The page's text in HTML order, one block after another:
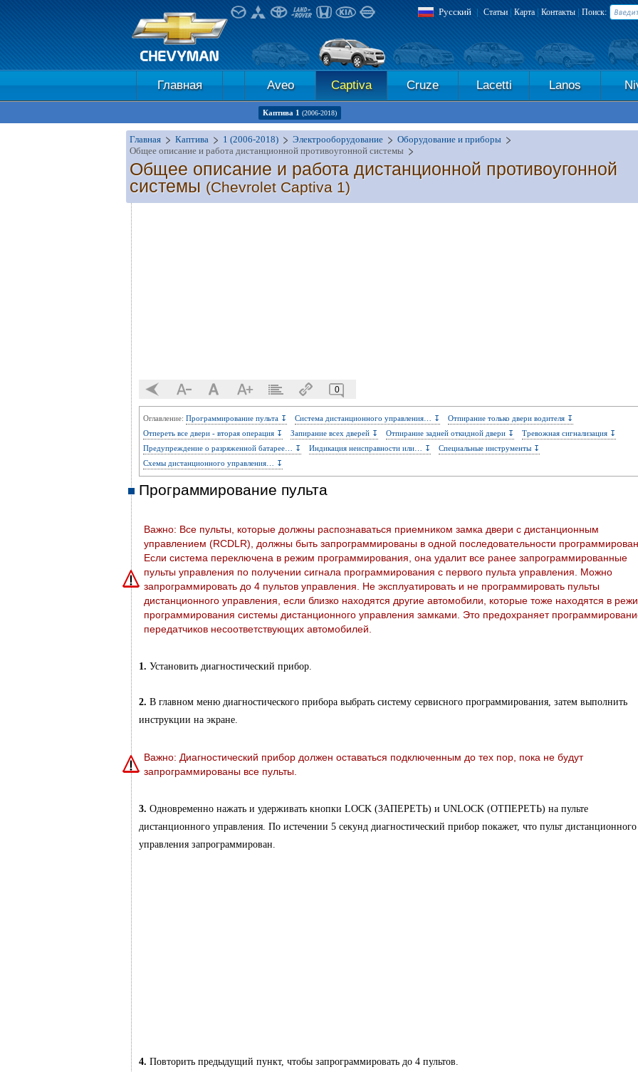
Русский | Статьи | Карта| Контакты | Поиск:
Главная Aveo Captiva Cruze Lacetti Lanos
Каптива 1 (2006-2018)
Главная Каптива 1 (2006-2018) Электрооборудование
Оборудование и приборы
Общее описание и работа дистанционной противоугонной системы
Общее описание и работа дистанционной противоугонной
системы (Chevrolet Captiva 1)
0
Оглавление: Программирование пульта ↧ Система дистанционного управления… ↧
Отпирание только двери водителя ↧
Отпереть все двери - вторая операция ↧
Запирание всех дверей ↧ Отпирание задней откидной двери ↧
Тревожная сигнализация ↧
Предупреждение о разряженной батарее… ↧
Индикация неисправности или… ↧
Специальные инструменты ↧
Схемы дистанционного управления… ↧
Программирование пульта
Важно: Все пульты, которые должны распознаваться приемником замка двери с дистанционным
управлением (RCDLR), должны быть запрограммированы в одной последовательности
Если система переключена в режим программирования, она удалит все ранее запрограммированные
пульты управления по получении сигнала программирования с первого пульта управления. Можно
запрограммировать до 4 пультов управления. Не эксплуатировать и не программировать пульты
дистанционного управления, если близко находятся другие автомобили, которые тоже находятся в
программирования системы дистанционного управления замками. Это предохраняет
передатчиков несоответствующих автомобилей.
1. Установить диагностический прибор.
2. В главном меню диагностического прибора выбрать систему сервисного программирования, затем выполнить
инструкции на экране.
Важно: Диагностический прибор должен оставаться подключенным до тех пор, пока не будут
запрограммированы все пульты.
3. Одновременно нажать и удерживать кнопки LOCK (ЗАПЕРЕТЬ) и UNLOCK (ОТПЕРЕТЬ) на пульте
дистанционного управления. По истечении 5 секунд диагностический прибор покажет, что пульт дистанционного
управления запрограммирован.
4. Повторить предыдущий пункт, чтобы запрограммировать до 4 пультов.